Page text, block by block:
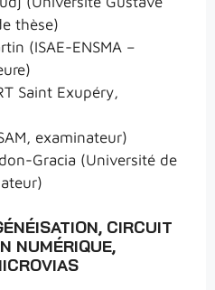
thèse)
(ISAE-ENSMA –
Saint Exupéry,
examinateur)
Gracia (Université de
CIRCUIT
NUMÉRIQUE,